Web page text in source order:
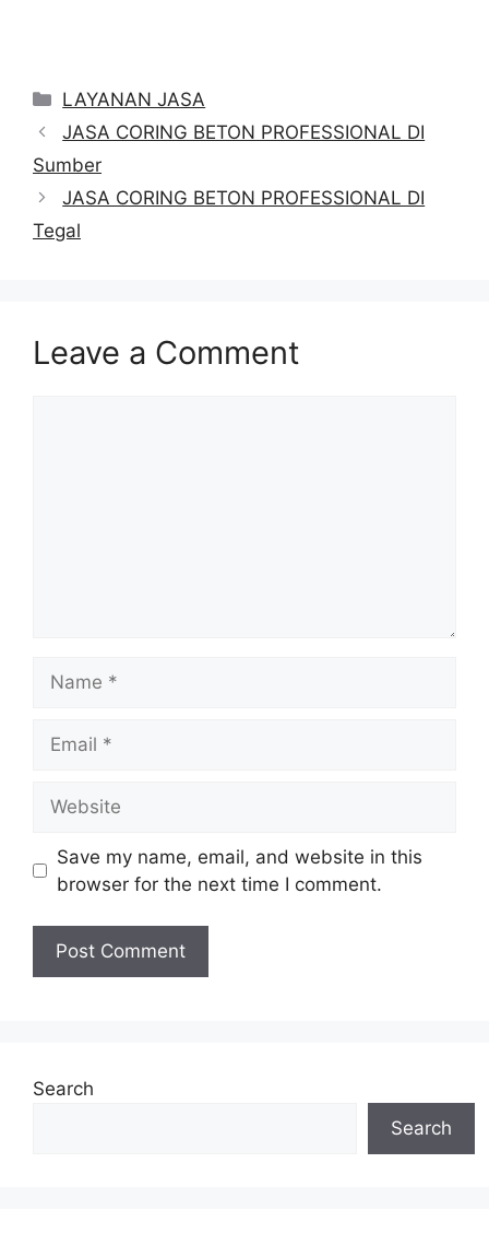
Categories
LAYANAN JASA
JASA CORING BETON PROFESSIONAL DI
Sumber
JASA CORING BETON PROFESSIONAL DI
Tegal
Leave a Comment
Save my name, email, and website in this
browser for the next time I comment.
Search
Search